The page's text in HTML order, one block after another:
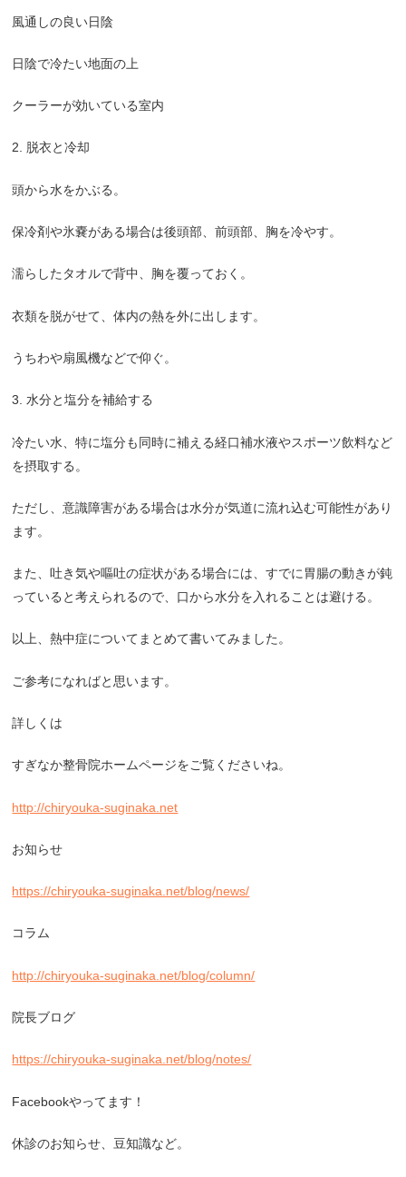
風通しの良い日陰
日陰で冷たい地面の上
クーラーが効いている室内
2. 脱衣と冷却
頭から水をかぶる。
保冷剤や氷嚢がある場合は後頭部、前頭部、胸を冷やす。
濡らしたタオルで背中、胸を覆っておく。
衣類を脱がせて、体内の熱を外に出します。
うちわや扇風機などで仰ぐ。
3.水分と塩分を補給する
冷たい水、特に塩分も同時に補える経口補水液やスポーツ飲料など
を摂取する。
ただし、意識障害がある場合は水分が気道に流れ込む可能性があり
ます。
また、吐き気や嘔吐の症状がある場合には、すでに胃腸の動きが鈍
っていると考えられるので、口から水分を入れることは避ける。
以上、熱中症についてまとめて書いてみました。
ご参考になればと思います。
詳しくは
すぎなか整骨院ホームページをご覧くださいね。
http://chiryouka-suginaka.net
お知らせ
https://chiryouka-suginaka.net/blog/news/
コラム
http://chiryouka-suginaka.net/blog/column/
院長ブログ
https://chiryouka-suginaka.net/blog/notes/
Facebookやってます！
休診のお知らせ、豆知識など。